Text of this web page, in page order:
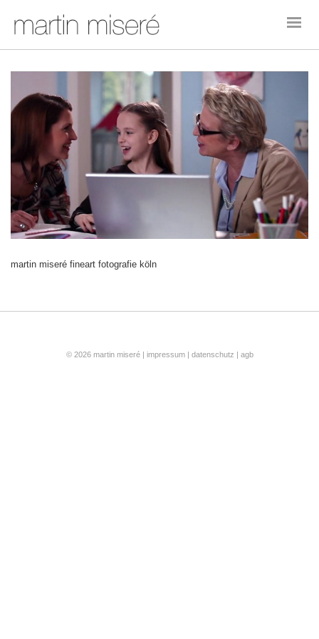
martin miseré fineart fotografie köln
© 2026 martin miseré | impressum datenschutz agb